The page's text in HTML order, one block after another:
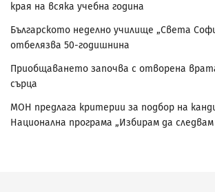
края на всяка учебна година
Българското неделно училище „Света
отбелязва 50-годишнина
Приобщаването започва с отворена
сърца
МОН предлага критерии за подбор на
Национална програма „Избирам да следвам